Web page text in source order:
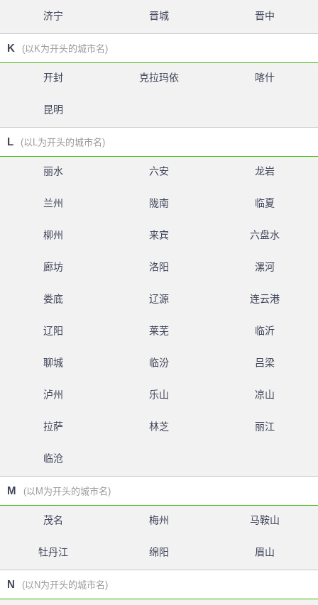
济宁 晋城 晋中
K (以K为开头的城市名)
开封 克拉玛依 喀什
昆明
L (以L为开头的城市名)
丽水 六安 龙岩
兰州 陇南 临夏
柳州 来宾 六盘水
廊坊 洛阳 漯河
娄底 辽源 连云港
辽阳 莱芜 临沂
聊城 临汾 吕梁
泸州 乐山 凉山
拉萨 林芝 丽江
临沧
M (以M为开头的城市名)
茂名 梅州 马鞍山
牡丹江 绵阳 眉山
N (以N为开头的城市名)